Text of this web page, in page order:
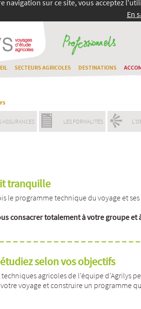
navigation sur ce site, vous acceptez
En
SECTEURS AGRICOLES DESTINATIONS
ASSURANCES LES FORMALITÉS
tranquille
le programme technique du voyage et
consacrer totalement à votre groupe et
selon vos objectifs
agricoles de l’équipe d’Agrilys
voyage et construire un programme